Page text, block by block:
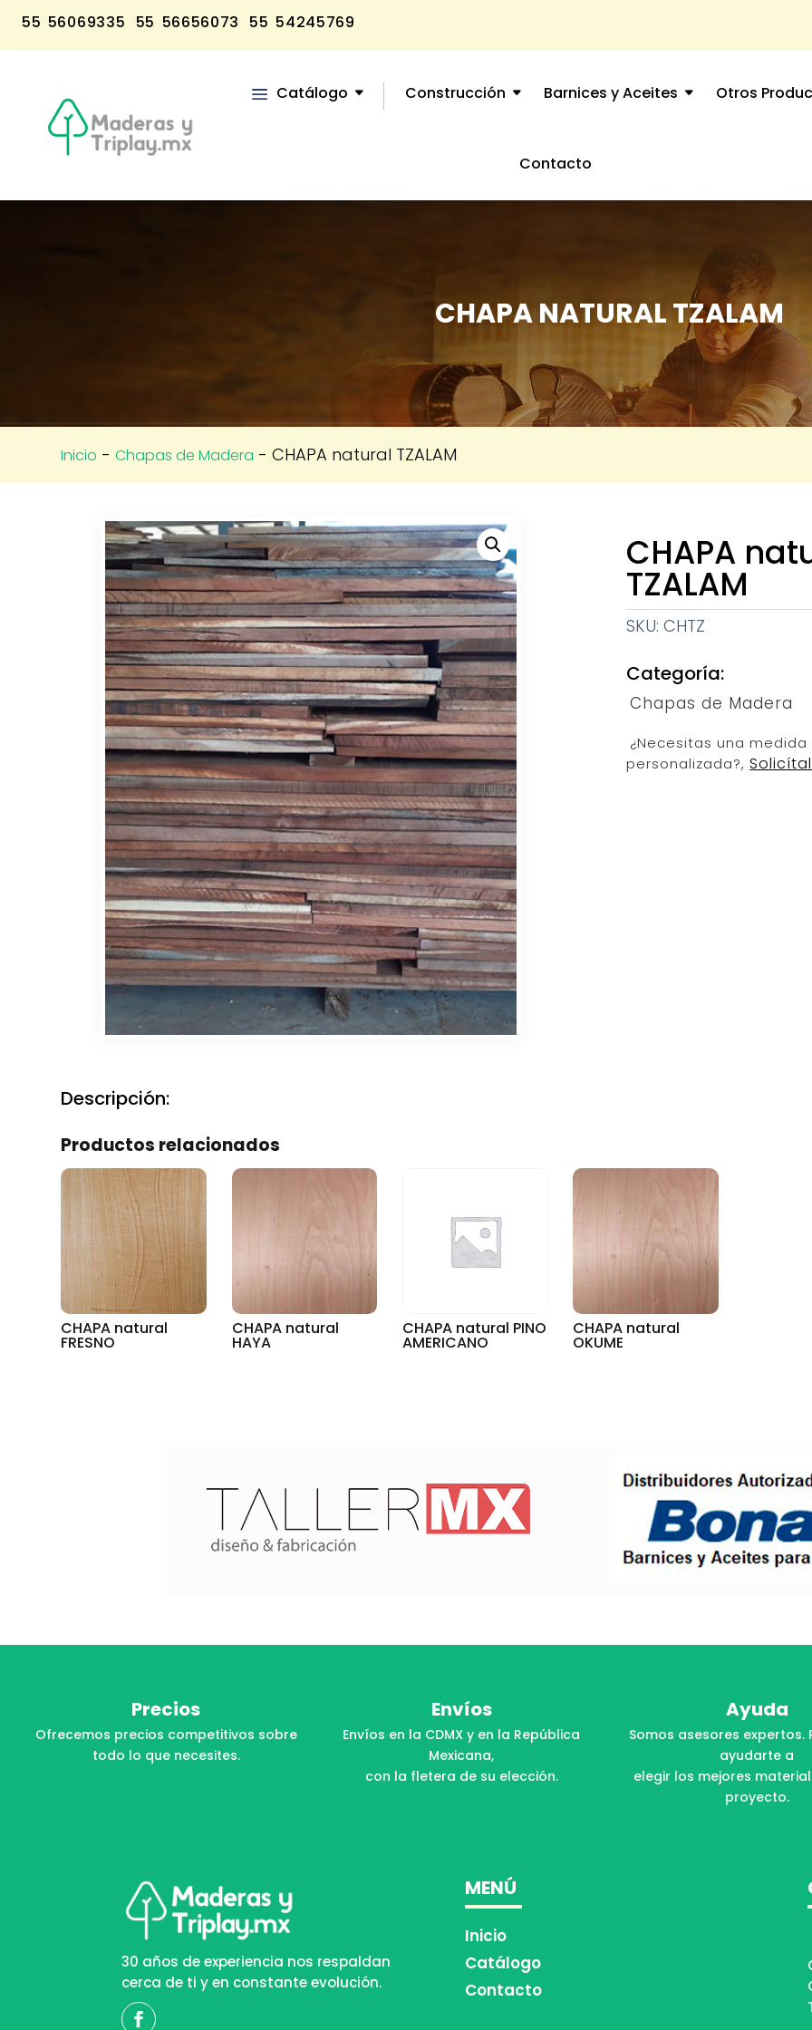
55 56069335 55 56656073 55 54245769
Catálogo Construcción Barnices y Aceites Otros
Contacto
CHAPA NATURAL TZALAM
Inicio -Chapas de Madera - CHAPA natural TZALAM
CHAPA
TZALAM
SKU:CHTZ
Categoría:
Chapas de Madera
¿Necesitas una medida
personalizada?,
Descripción:
Productos relacionados
CHAPA natural
FRESNO
CHAPA natural
HAYA
CHAPA natural PINO
AMERICANO
CHAPA natural
OKUME
Precios
Ofrecemos precios competitivos sobre
todo lo que necesites.
Envíos
Envíos en la CDMX y en la República
Mexicana,
con la fletera de su elección.
Ayuda
Somos asesores expertos.
ayudarte a
elegir los mejores
proyecto.
30 años de experiencia nos respaldan
cerca de ti y en constante evolución.
MENÚ
Inicio
Catálogo
Contacto